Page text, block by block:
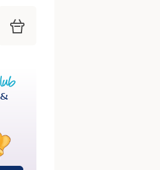
Mein Babyclub
Warenkorb